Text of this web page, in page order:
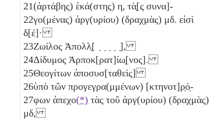
21(ἀρτάβης) ἑκά(στης) η, τὰ̣[ς συνα]-
22γο(μένας) ἀργ(υρίου) (δραχμὰς) μδ. εἰσὶ
δ[έ]·
23Ζωίλος Ἀπολλ̣[ ̣ ̣ ̣ ̣ ̣],
24Δίδυμος Ἁρποκ[ρατ]ίω̣[νος].
25Θεογίτων ἀποσυσ[ταθεὶς]
26ὑπὸ τῶν προγεγρα(μμένων) [κτηνοτ]ρ̣ό̣-
27φων ἀπεχο(*) τὰς τοῦ ἀργ(υρίου) (δραχμὰς)
μδ,